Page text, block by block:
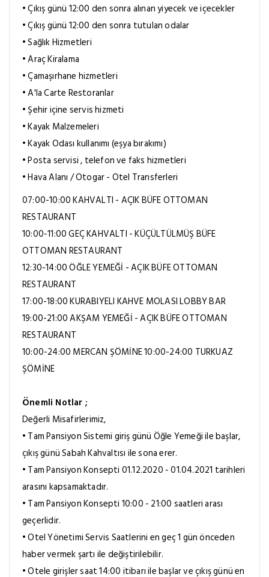
• Çıkış günü 12:00 den sonra alınan yiyecek ve içecekler
• Çıkış günü 12:00 den sonra tutulan odalar
• Sağlık Hizmetleri
• Araç Kiralama
• Çamaşırhane hizmetleri
• A'la Carte Restoranlar
• Şehir içine servis hizmeti
• Kayak Malzemeleri
• Kayak Odası kullanımı (eşya bırakımı)
• Posta servisi , telefon ve faks hizmetleri
• Hava Alanı / Otogar - Otel Transferleri
07:00-10:00 KAHVALTI - AÇIK BÜFE OTTOMAN
RESTAURANT
10:00-11:00 GEÇ KAHVALTI - KÜÇÜLTÜLMÜŞ BÜFE
OTTOMAN RESTAURANT
12:30-14:00 ÖĞLE YEMEĞİ - AÇIK BÜFE OTTOMAN
RESTAURANT
17:00-18:00 KURABIYELI KAHVE MOLASI LOBBY BAR
19:00-21:00 AKŞAM YEMEĞİ - AÇIK BÜFE OTTOMAN
RESTAURANT
10:00-24:00 MERCAN ŞÖMİNE 10:00-24:00 TURKUAZ
ŞÖMİNE
Önemli Notlar ;
Değerli Misafirlerimiz,
• Tam Pansiyon Sistemi giriş günü Öğle Yemeği ile başlar,
çıkış günü Sabah Kahvaltısı ile sona erer.
• Tam Pansiyon Konsepti 01.12.2020 - 01.04.2021 tarihleri
arasını kapsamaktadır.
• Tam Pansiyon Konsepti 10:00 - 21:00 saatleri arası
geçerlidir.
• Otel Yönetimi Servis Saatlerini en geç 1 gün önceden
haber vermek şartı ile değiştirilebilir.
• Otele girişler saat 14:00 itibarı ile başlar ve çıkış günü en